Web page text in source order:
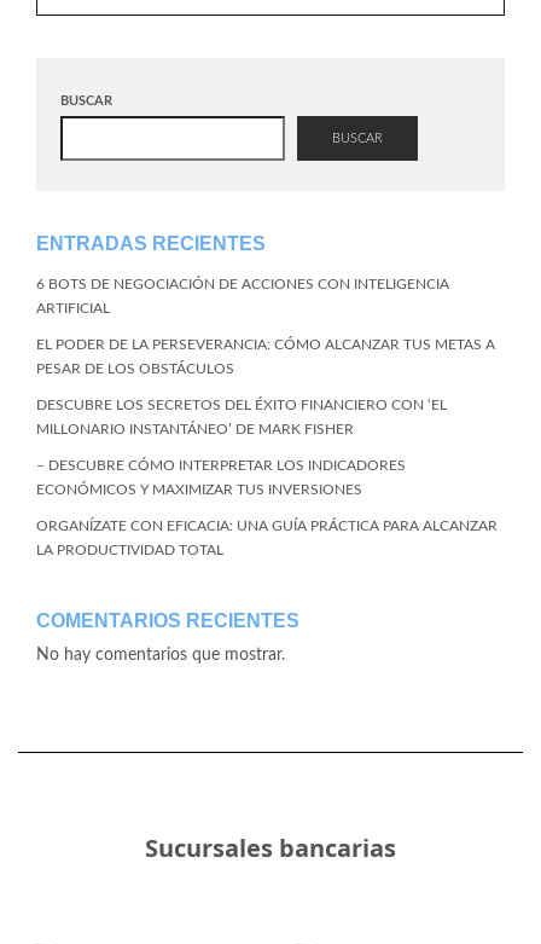
BUSCAR
BUSCAR
ENTRADAS RECIENTES
6 BOTS DE NEGOCIACIÓN DE ACCIONES CON INTELIGENCIA
ARTIFICIAL
EL PODER DE LA PERSEVERANCIA: CÓMO ALCANZAR TUS METAS A
PESAR DE LOS OBSTÁCULOS
DESCUBRE LOS SECRETOS DEL ÉXITO FINANCIERO CON ‘EL
MILLONARIO INSTANTÁNEO’ DE MARK FISHER
– DESCUBRE CÓMO INTERPRETAR LOS INDICADORES
ECONÓMICOS Y MAXIMIZAR TUS INVERSIONES
ORGANÍZATE CON EFICACIA: UNA GUÍA PRÁCTICA PARA ALCANZAR
LA PRODUCTIVIDAD TOTAL
COMENTARIOS RECIENTES
No hay comentarios que mostrar.
Sucursales bancarias